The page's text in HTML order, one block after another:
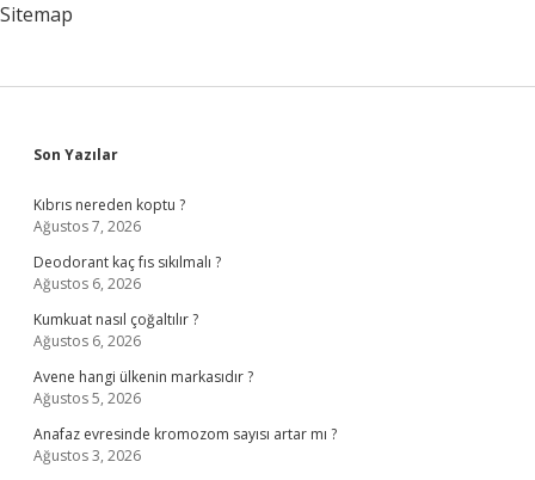
Sitemap
Sidebar
Son Yazılar
Kıbrıs nereden koptu ?
Ağustos 7, 2026
Deodorant kaç fıs sıkılmalı ?
Ağustos 6, 2026
Kumkuat nasıl çoğaltılır ?
Ağustos 6, 2026
Avene hangi ülkenin markasıdır ?
Ağustos 5, 2026
Anafaz evresinde kromozom sayısı artar mı ?
Ağustos 3, 2026